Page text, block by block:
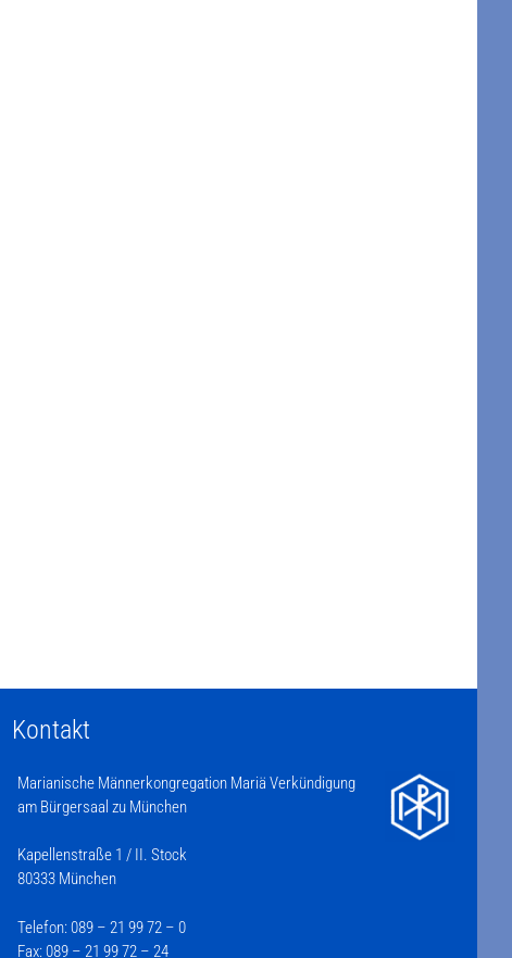
Kontakt
Marianische Männerkongregation Mariä Verkündigung
am Bürgersaal zu München
Kapellenstraße 1 / II. Stock
80333 München
Telefon: 089 – 21 99 72 – 0
Fax: 089 – 21 99 72 – 24